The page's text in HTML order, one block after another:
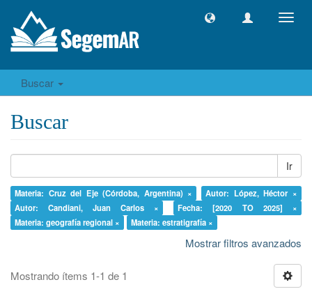
Buscar
Buscar
Ir
Materia: Cruz del Eje (Córdoba, Argentina) ×
Autor: López, Héctor ×
Autor: Candiani, Juan Carlos ×
Fecha: [2020 TO 2025] ×
Materia: geografía regional ×
Materia: estratigrafía ×
Mostrar filtros avanzados
Mostrando ítems 1-1 de 1